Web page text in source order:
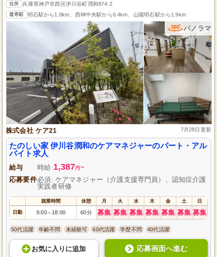
住所 兵庫県神戸市西区伊川谷町潤和874-2
最寄駅 明石駅から1.8km、西神中央駅から6.4km、山陽明石駅から1.9km
パノラマ
株式会社 ケア21 7月28日更新
たのしい家 伊川谷潤和のケアマネジャーのパート・アル
バイト求人
給与 時給 1,387円 ~
応募要件必須: ケアマネジャー（介護支援専門員）、認知症介護
実践者研修
就業時間 休憩 月 火 水 木 金 土 日
日勤 9:00～ 18:00 60分 募集 募集 募集 募集 募集 募集 募集
50代活躍 年齢不問 未経験可 60代活躍 学歴不問 40代活躍
お気に入り に追加 応募画面へ進む